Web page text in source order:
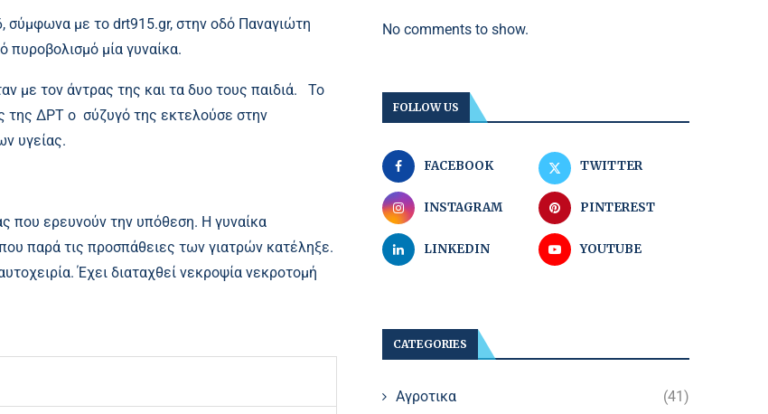
σύμφωνα με το drt915.gr, στην οδό Παναγιώτη
μία γυναίκα.
με τον άντρας της και τα δυο τους παιδιά. Το
της ΔΡΤ ο σύζυγό της εκτελούσε στην
υγείας.
που ερευνούν την υπόθεση. Η γυναίκα
παρά τις προσπάθειες των γιατρών κατέληξε.
Έχει διαταχθεί νεκροψία νεκροτομή
No comments to show.
FOLLOW US
FACEBOOK TWITTER
INSTAGRAM PINTEREST
LINKEDIN YOUTUBE
CATEGORIES
Αγροτικα (41)